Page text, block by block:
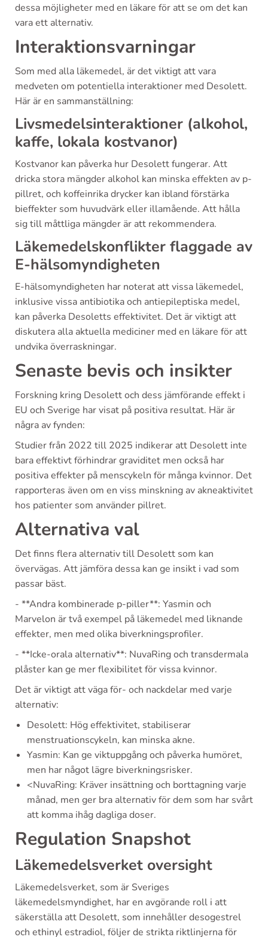
dessa möjligheter med en läkare för att se om det kan
vara ett alternativ.
Interaktionsvarningar
Som med alla läkemedel, är det viktigt att vara
medveten om potentiella interaktioner med Desolett.
Här är en sammanställning:
Livsmedelsinteraktioner (alkohol,
kaffe, lokala kostvanor)
Kostvanor kan påverka hur Desolett fungerar. Att
dricka stora mängder alkohol kan minska effekten av p-
pillret, och koffeinrika drycker kan ibland förstärka
bieffekter som huvudvärk eller illamående. Att hålla
sig till måttliga mängder är att rekommendera.
Läkemedelskonflikter flaggade av
E-hälsomyndigheten
E-hälsomyndigheten har noterat att vissa läkemedel,
inklusive vissa antibiotika och antiepileptiska medel,
kan påverka Desoletts effektivitet. Det är viktigt att
diskutera alla aktuella mediciner med en läkare för att
undvika överraskningar.
Senaste bevis och insikter
Forskning kring Desolett och dess jämförande effekt i
EU och Sverige har visat på positiva resultat. Här är
några av fynden:
Studier från 2022 till 2025 indikerar att Desolett inte
bara effektivt förhindrar graviditet men också har
positiva effekter på menscykeln för många kvinnor. Det
rapporteras även om en viss minskning av akneaktivitet
hos patienter som använder pillret.
Alternativa val
Det finns flera alternativ till Desolett som kan
övervägas. Att jämföra dessa kan ge insikt i vad som
passar bäst.
- **Andra kombinerade p-piller**: Yasmin och
Marvelon är två exempel på läkemedel med liknande
effekter, men med olika biverkningsprofiler.
- **Icke-orala alternativ**: NuvaRing och transdermala
plåster kan ge mer flexibilitet för vissa kvinnor.
Det är viktigt att väga för- och nackdelar med varje
alternativ:
Desolett: Hög effektivitet, stabiliserar
menstruationscykeln, kan minska akne.
Yasmin: Kan ge viktuppgång och påverka humöret,
men har något lägre biverkningsrisker.
<NuvaRing: Kräver insättning och borttagning varje
månad, men ger bra alternativ för dem som har svårt
att komma ihåg dagliga doser.
Regulation Snapshot
Läkemedelsverket oversight
Läkemedelsverket, som är Sveriges
läkemedelsmyndighet, har en avgörande roll i att
säkerställa att Desolett, som innehåller desogestrel
och ethinyl estradiol, följer de strikta riktlinjerna för